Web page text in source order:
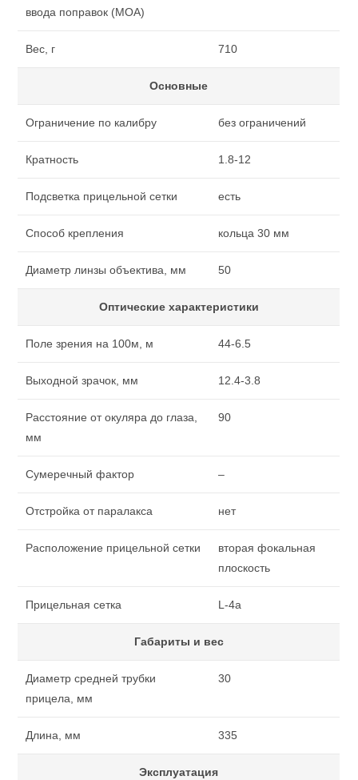
ввода поправок (МОА)
Вес, г 710
Основные
Ограничение по калибру без ограничений
Кратность 1.8-12
Подсветка прицельной сетки есть
Способ крепления кольца 30 мм
Диаметр линзы объектива, мм 50
Оптические характеристики
Поле зрения на 100м, м 44-6.5
Выходной зрачок, мм 12.4-3.8
Расстояние от окуляра до глаза,
мм
90
Сумеречный фактор –
Отстройка от паралакса нет
Расположение прицельной сетки
вторая фокальная
плоскость
Прицельная сетка L-4a
Габариты и вес
Диаметр средней трубки
прицела, мм
30
Длина, мм 335
Эксплуатация